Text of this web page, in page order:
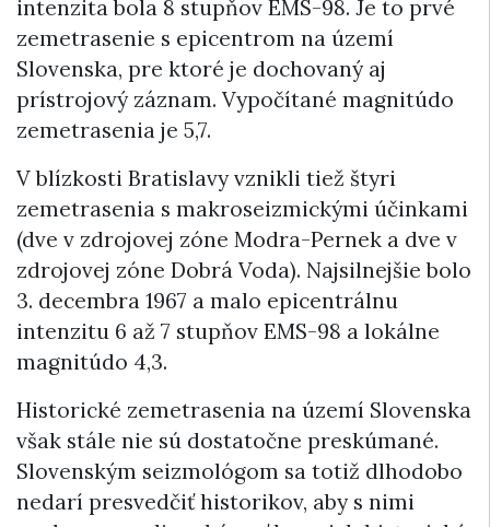
intenzita bola 8 stupňov EMS-98. Je to prvé
zemetrasenie s epicentrom na území
Slovenska, pre ktoré je dochovaný aj
prístrojový záznam. Vypočítané magnitúdo
zemetrasenia je 5,7.
V blízkosti Bratislavy vznikli tiež štyri
zemetrasenia s makroseizmickými účinkami
(dve v zdrojovej zóne Modra-Pernek a dve v
zdrojovej zóne Dobrá Voda). Najsilnejšie bolo
3. decembra 1967 a malo epicentrálnu
intenzitu 6 až 7 stupňov EMS-98 a lokálne
magnitúdo 4,3.
Historické zemetrasenia na území Slovenska
však stále nie sú dostatočne preskúmané.
Slovenským seizmológom sa totiž dlhodobo
nedarí presvedčiť historikov, aby s nimi